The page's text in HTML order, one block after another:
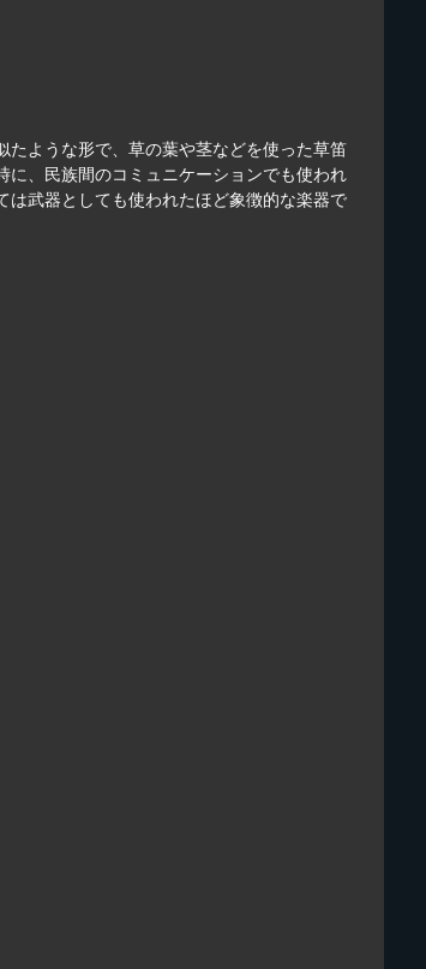
たような形で、草の葉や茎などを使った草笛
に、民族間のコミュニケーションでも使われ
は武器としても使われたほど象徴的な楽器で